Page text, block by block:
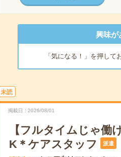
興味が
「気になる！」を押して
未読
掲載日 2026/08/01
【フルタイムじゃ働
K＊ケアスタッフ
派遣